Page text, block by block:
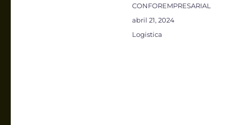
Autor
CONFOREMPRESARIAL
Publicado
abril 21, 2024
Categorías
Logistica